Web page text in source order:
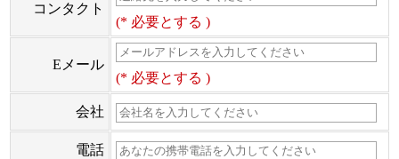
コンタクト
(* 必要とする )
Eメール
(* 必要とする )
会社
電話